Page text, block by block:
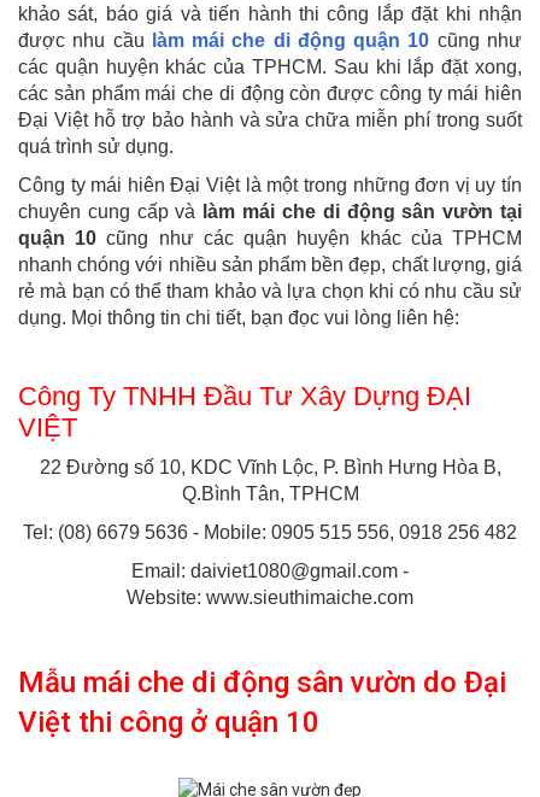
khảo sát, báo giá và tiến hành thi công lắp đặt khi nhận
được nhu cầu
làm mái che di động quận 10 cũng như
các quận huyện khác của TPHCM. Sau khi lắp đặt xong,
các sản phẩm mái che di động còn được công ty mái hiên
Đại Việt hỗ trợ bảo hành và sửa chữa miễn phí trong suốt
quá trình sử dụng.
Công ty mái hiên Đại Việt là một trong những đơn vị uy tín
chuyên cung cấp và
làm mái che di động sân vườn tại
quận 10 cũng như các quận huyện khác của TPHCM
nhanh chóng với nhiều sản phẩm bền đẹp, chất lượng, giá
rẻ mà bạn có thể tham khảo và lựa chọn khi có nhu cầu sử
dụng. Mọi thông tin chi tiết, bạn đọc vui lòng liên hệ:
Công Ty TNHH Đầu Tư Xây Dựng ĐẠI
VIỆT
22 Đường số 10, KDC Vĩnh Lộc, P. Bình Hưng Hòa B,
Q.Bình Tân, TPHCM
Tel: (08) 6679 5636 - Mobile: 0905 515 556, 0918 256 482
Email: daiviet1080@gmail.com -
Website: www.sieuthimaiche.com
Mẫu mái che di động sân vườn do Đại
Việt thi công ở quận 10